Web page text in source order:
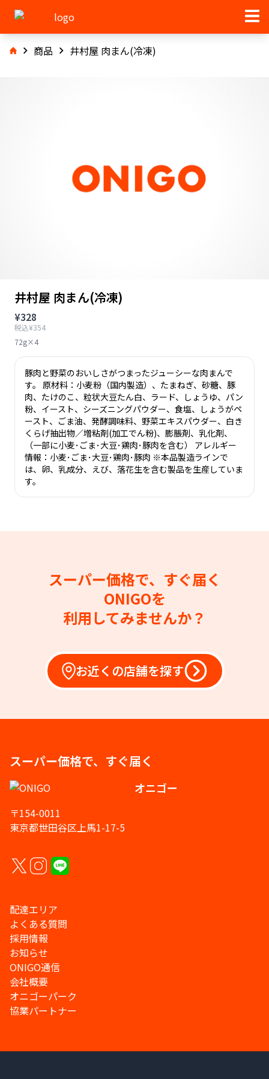
商品 井村屋 肉まん(冷凍)
井村屋 肉まん(冷凍)
¥328
税込¥354
72g×4
豚肉と野菜のおいしさがつまったジューシーな肉まんで
す。 原材料：小麦粉（国内製造）、たまねぎ、砂糖、豚
肉、たけのこ、粒状大豆たん白、ラード、しょうゆ、パン
粉、イースト、シーズニングパウダー、食塩、しょうがペ
ースト、ごま油、発酵調味料、野菜エキスパウダー、白き
くらげ抽出物／増粘剤(加工でん粉)、膨脹剤、乳化剤、
（一部に小麦･ごま･大豆･鶏肉･豚肉を含む） アレルギー
情報：小麦･ごま･大豆･鶏肉･豚肉 ※本品製造ラインで
は、卵、乳成分、えび、落花生を含む製品を生産していま
す。
スーパー価格で、すぐ届く
ONIGOを
利用してみませんか？
お近くの店舗を探す
スーパー価格で、すぐ届く
オニゴー
〒154-0011
東京都世田谷区上馬1-17-5
配達エリア
よくある質問
採用情報
お知らせ
ONIGO通信
会社概要
オニゴーパーク
協業パートナー